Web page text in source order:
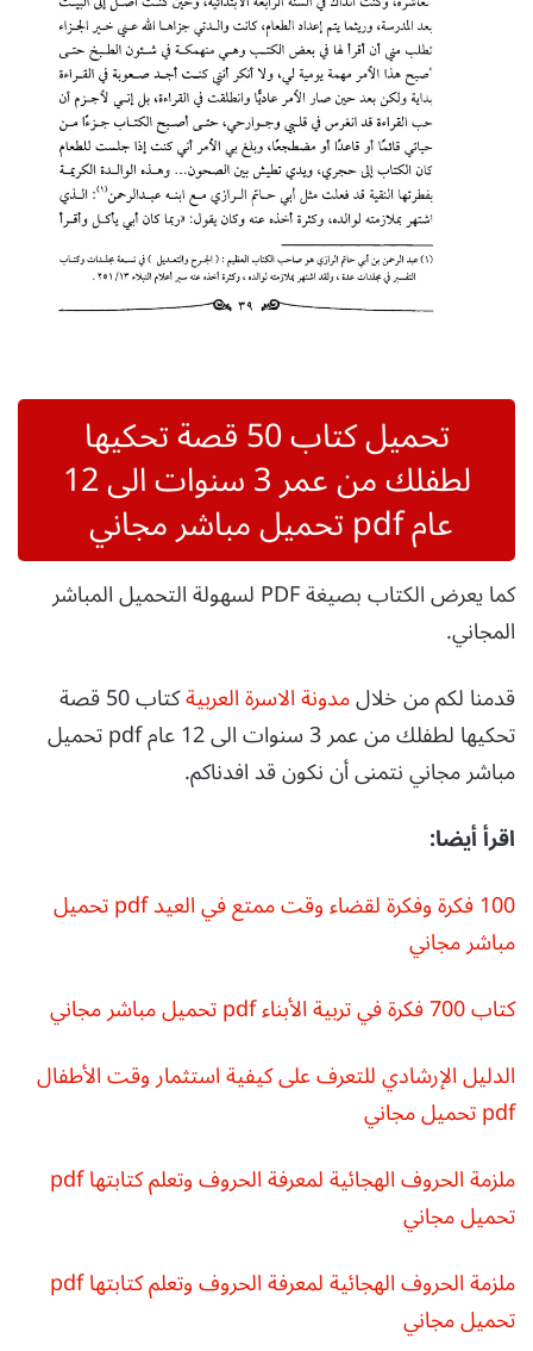
تحميل كتاب 50 قصة تحكيها
لطفلك من عمر 3 سنوات الى 12
عام pdf تحميل مباشر مجاني
كما يعرض الكتاب بصيغة PDF لسهولة التحميل المباشر
المجاني.
قدمنا لكم من خلالمدونة الاسرة العربية
كتاب 50 قصة
تحكيها لطفلك من عمر 3 سنوات الى 12 عام pdf تحميل
مباشر مجاني نتمنى أن نكون قد افدناكم.
اقرأ أيضا:
100 فكرة وفكرة لقضاء وقت ممتع في العيد pdf تحميل
مباشر مجاني
كتاب 700 فكرة في تربية الأبناء pdf تحميل مباشر مجاني
الدليل الإرشادي للتعرف على كيفية استثمار وقت الأطفال
pdf تحميل مجاني
ملزمة الحروف الهجائية لمعرفة الحروف وتعلم كتابتها pdf
تحميل مجاني
ملزمة الحروف الهجائية لمعرفة الحروف وتعلم كتابتها pdf
تحميل مجاني